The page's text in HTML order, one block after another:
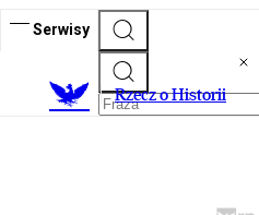
Serwisy
Rzecz o Historii